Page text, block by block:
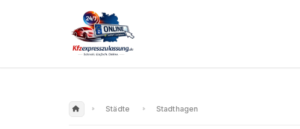
Städte Stadthagen